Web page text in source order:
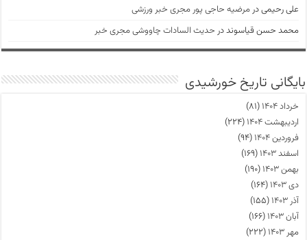
علی رحیمیدرمرضیه حاجی پور مجری خبر ورزشی
محمد حسن قیاسونددر حدیث السادات چاووشی مجری خبر
بایگانی تاریخ خورشیدی
خرداد ۱۴۰۴
(۸۱)
اردیبهشت ۱۴۰۴
(۲۲۴)
فروردین ۱۴۰۴
(۹۴)
اسفند ۱۴۰۳
(۱۶۹)
بهمن ۱۴۰۳
(۱۹۰)
دی ۱۴۰۳
(۱۶۴)
آذر ۱۴۰۳
(۱۵۵)
آبان ۱۴۰۳
(۱۶۶)
مهر ۱۴۰۳
(۲۲۲)